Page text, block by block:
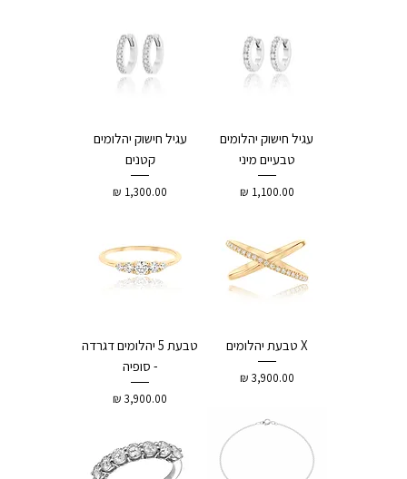
עגיל חישוק יהלומים
טבעיים מיני
מחיר
עגיל חישוק יהלומים
קטנים
מחיר
X טבעת יהלומים
מחיר
טבעת 5 יהלומים דגרדה
- סופיה
מחיר